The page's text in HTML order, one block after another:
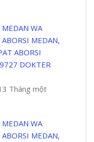
WA
MEDAN,
ABORSI
DOKTER
Tháng một
WA
MEDAN,